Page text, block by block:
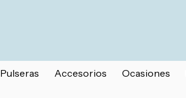
Pulseras Accesorios Ocasiones